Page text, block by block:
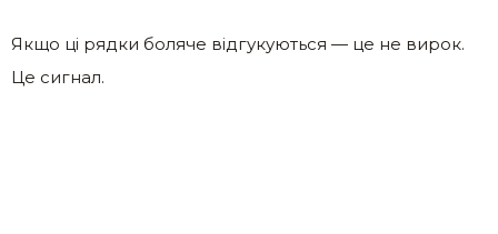
Якщо ці рядки боляче відгукуються — це не вирок.
Це сигнал.